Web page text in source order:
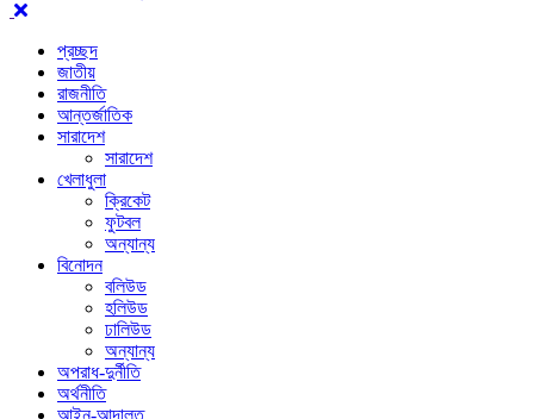
প্রচ্ছদ
জাতীয়
রাজনীতি
আন্তর্জাতিক
সারাদেশ
সারাদেশ
খেলাধুলা
ক্রিকেট
ফুটবল
অন্যান্য
বিনোদন
বলিউড
হলিউড
ঢালিউড
অন্যান্য
অপরাধ-দুর্নীতি
অর্থনীতি
আইন-আদালত